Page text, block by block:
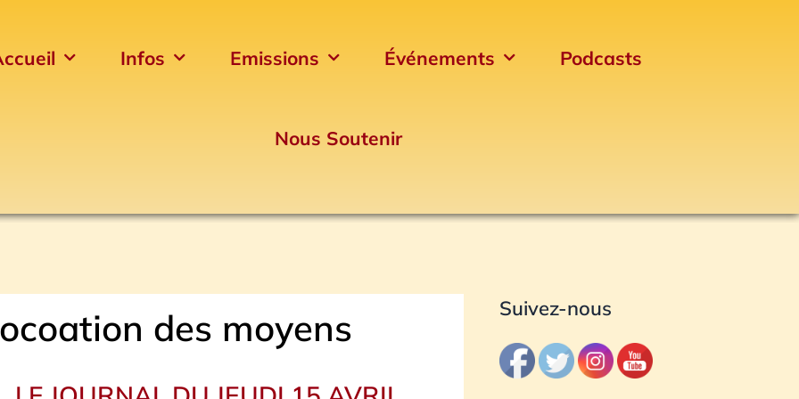
Infos Emissions Événements Podcasts
Nous Soutenir
des moyens Suivez-nous
Archives